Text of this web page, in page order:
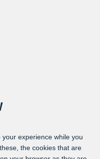
experience while you
the cookies that are